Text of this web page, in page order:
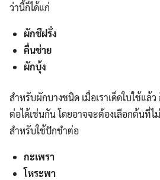
ว่านี้ก็ได้แก่
ผักชีฝรั่ง
คื่นช่าย
ผักบุ้ง
สำหรับผักบางชนิด เมื่อเราเด็ดใบใช้แล้
ต่อได้เช่นกัน โดยอาจจะต้องเลือกต้นที่ไ
สำหรับใช้ปักชำต่อ
กะเพรา
โหระพา